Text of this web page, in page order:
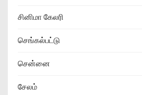
சினிமா கேலரி
செங்கல்பட்டு
சென்னை
சேலம்